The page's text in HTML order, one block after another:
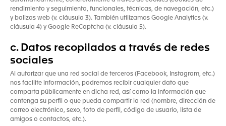
rendimiento y seguimiento, funcionales, técnicas, de navegación, etc.)
y balizas web (v. cláusula 3). También utilizamos Google Analytics (v.
cláusula 4) y Google ReCaptcha (v. cláusula 5).
c. Datos recopilados a través de redes
sociales
Al autorizar que una red social de terceros (Facebook, Instagram, etc.)
nos facilite información, podremos recibir cualquier dato que
comparta públicamente en dicha red, así como la información que
contenga su perfil o que pueda compartir la red (nombre, dirección de
correo electrónico, sexo, foto de perfil, código de usuario, lista de
amigos o contactos, etc.).